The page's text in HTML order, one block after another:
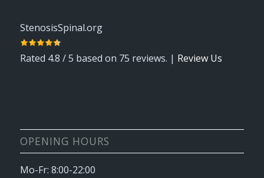
StenosisSpinal.org
Rated 4.8 / 5 based on 75 reviews. | Review Us
OPENING HOURS
Mo-Fr: 8:00-22:00